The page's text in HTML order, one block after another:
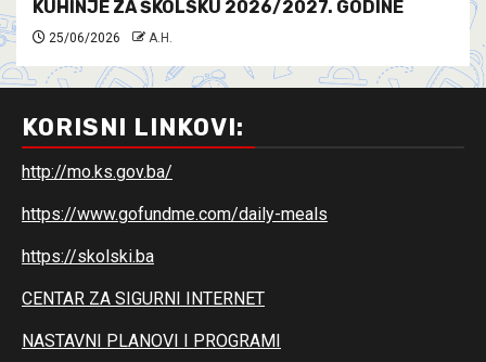
KUHINJE ZA ŠKOLSKU 2026/2027. GODINE
25/06/2026 A.H.
KORISNI LINKOVI:
http://mo.ks.gov.ba/
https://www.gofundme.com/daily-meals
https://skolski.ba
CENTAR ZA SIGURNI INTERNET
NASTAVNI PLANOVI I PROGRAMI